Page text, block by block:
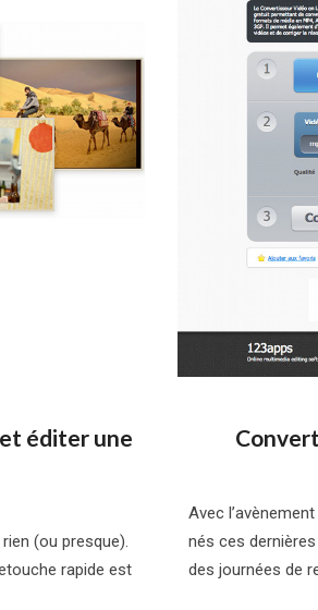
éditer une
(ou presque).
rapide est
Avec
nés ces dernières
des journées de